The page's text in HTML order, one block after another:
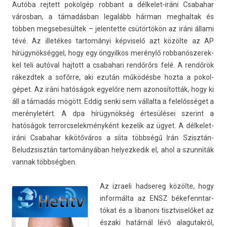
Autóba re­jtett pokol­gép rob­bant a délkelet-iráni Csabahar
város­ban, a támadásban legalább hárman meg­haltak és
többen meg­sebesül­tek – jelen­tette csütörtökön az iráni állami
tévé. Az illetékes tar­tományi kép­viselő azt közölte az AP
hírügynökséggel, hogy egy öngyil­kos merénylő rob­banós­zerek­
kel teli autóval haj­tott a csabahari rendőrőrs felé. A rendőrök
rákezdtek a sofőrre, aki ezután működésbe hozta a pokol­
gépet. Az iráni hatóságok egyelőre nem azonosítot­ták, hogy ki
áll a támadás mögött. Eddig senki sem vál­lalta a felelősséget a
merényletért. A dpa hírügynökség értesülései szerint a
hatóságok ter­rorcselek­ményként kezelik az ügyet. A délkelet-
iráni Csabahar kikötőváros a síita többségű Irán Szisztán-
Beludzsisztán tar­tományában helyez­kedik el, ahol a szun­niták
van­nak többségben.
Az iz­raeli had­sereg közölte, hogy
in­for­málta az ENSZ békefenntar­
tókat és a li­banoni tisztviselőket az
északi határnál lévő al­agutak­ról,